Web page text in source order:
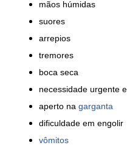
mãos húmidas
suores
arrepios
tremores
boca seca
necessidade urgente
aperto na garganta
dificuldade em engolir
vômitos